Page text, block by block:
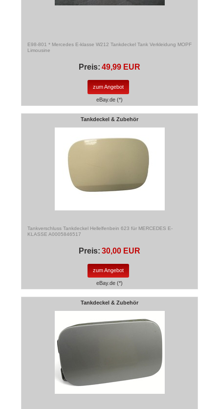
E98-801 * Mercedes E-klasse W212 Tankdeckel Tank Verkleidung MOPF
Limousine
Preis: 49,99 EUR
zum Angebot
eBay.de (*)
Tankdeckel & Zubehör
Tankverschluss Tankdeckel Hellelfenbein 623 für MERCEDES E-
KLASSE A0005846517
Preis: 30,00 EUR
zum Angebot
eBay.de (*)
Tankdeckel & Zubehör